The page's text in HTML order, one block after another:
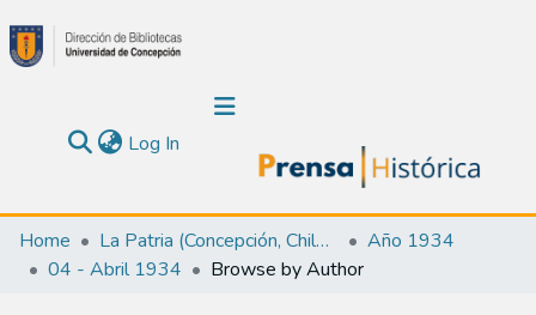
Log In(current)
Communities & Collections
Home La Patria (Concepción, Chile : 1923)
Año 1934
04 - Abril 1934
Browse by Author